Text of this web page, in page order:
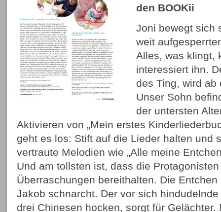
den BOOKii
Joni bewegt sich
weit
Alles, was klingt,
interessiert ihn.
des Ting, wird
Unser Sohn
der untersten
Aktivieren von „Mein erstes
geht es los: Stift auf die Lieder halten und
vertraute Melodien wie „Alle meine
Und am tollsten ist, dass die
Überraschungen bereithalten. Die
Jakob schnarcht. Der vor sich
drei Chinesen hocken, sorgt für Gelächter.